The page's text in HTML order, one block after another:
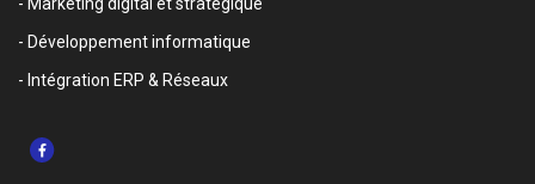
- Développement informatique
- Intégration ERP & Réseaux